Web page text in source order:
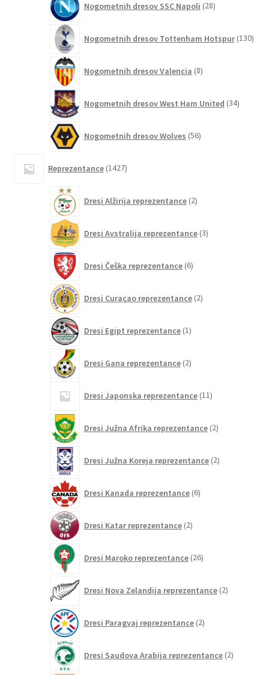
Nogometnih dresov SSC Napoli 28izdelkov
Nogometnih dresov Tottenham Hotspur 130
Nogometnih dresov Valencia 8izdelkov
Nogometnih dresov West Ham United 34izdelkov
Nogometnih dresov Wolves 56izdelkov
Reprezentance 1427izdelkov
Dresi Alžirija reprezentance 2izdelka
Dresi Avstralija reprezentance 3izdelki
Dresi Češka reprezentance 6izdelkov
Dresi Curaçao reprezentance 2izdelka
Dresi Egipt reprezentance 1izdelek
Dresi Gana reprezentance 2izdelka
Dresi Japonska reprezentance 11izdelkov
Dresi Južna Afrika reprezentance 2izdelka
Dresi Južna Koreja reprezentance 2izdelka
Dresi Kanada reprezentance 6izdelkov
Dresi Katar reprezentance 2izdelka
Dresi Maroko reprezentance 26izdelkov
Dresi Nova Zelandija reprezentance 2izdelka
Dresi Paragvaj reprezentance 2izdelka
Dresi Saudova Arabija reprezentance 2izdelka